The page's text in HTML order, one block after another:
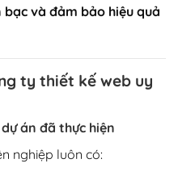
và đảm bảo hiệu quả
ty thiết kế web uy
án đã thực hiện
nghiệp luôn có: